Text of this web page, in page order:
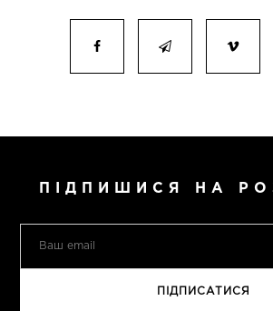
ПІДПИШИСЯ НА